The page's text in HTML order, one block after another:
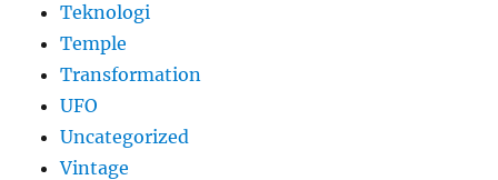
Teknologi
Temple
Transformation
UFO
Uncategorized
Vintage